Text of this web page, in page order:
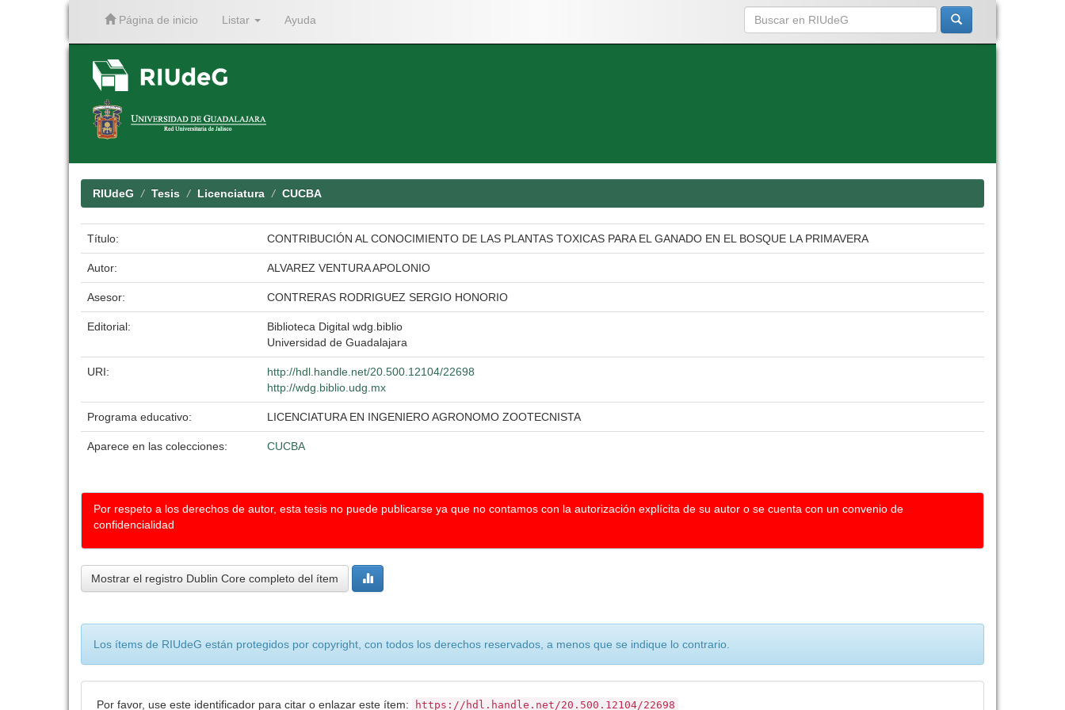
Página de inicio Listar Ayuda
RIUdeG Tesis Licenciatura CUCBA
Título: CONTRIBUCIÓN AL CONOCIMIENTO DE LAS PLANTAS TOXICAS PARA EL GANADO EN EL BOSQUE LA PRIMAVERA
Autor: ALVAREZ VENTURA APOLONIO
Asesor: CONTRERAS RODRIGUEZ SERGIO HONORIO
Editorial:
Biblioteca Digital wdg.biblio
Universidad de Guadalajara
URI:
http://hdl.handle.net/20.500.12104/22698
http://wdg.biblio.udg.mx
Programa educativo: LICENCIATURA EN INGENIERO AGRONOMO ZOOTECNISTA
Aparece en las colecciones: CUCBA
Por respeto a los derechos de autor, esta tesis no puede publicarse ya que no contamos con la autorización explícita de su autor o se cuenta con un convenio de
confidencialidad
Mostrar el registro Dublin Core completo del ítem
Los ítems de RIUdeG están protegidos por copyright, con todos los derechos reservados, a menos que se indique lo contrario.
Por favor, use este identificador para citar o enlazar este ítem: https://hdl.handle.net/20.500.12104/22698